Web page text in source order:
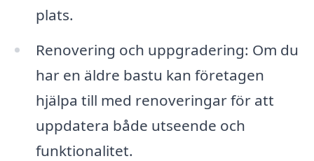
plats.
Renovering och uppgradering: Om du
har en äldre bastu kan företagen
hjälpa till med renoveringar för att
uppdatera både utseende och
funktionalitet.